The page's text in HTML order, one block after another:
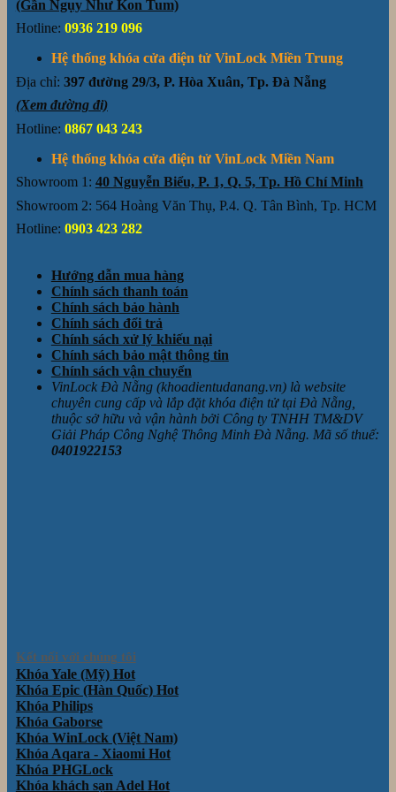
(Gần Ngụy Như Kon Tum)
Hotline: 0936 219 096
Hệ thống khóa cửa điện tử VinLock Miền Trung
Địa chỉ: 397 đường 29/3, P. Hòa Xuân, Tp. Đà Nẵng
(Xem đường đi)
Hotline: 0867 043 243
Hệ thống khóa cửa điện tử VinLock Miền Nam
Showroom 1: 40 Nguyễn Biểu, P. 1, Q. 5, Tp. Hồ Chí Minh
Showroom 2: 564 Hoàng Văn Thụ, P.4. Q. Tân Bình, Tp. HCM
Hotline: 0903 423 282
Hướng dẫn mua hàng
Chính sách thanh toán
Chính sách bảo hành
Chính sách đổi trả
Chính sách xử lý khiếu nại
Chính sách bảo mật thông tin
Chính sách vận chuyển
VinLock Đà Nẵng (khoadientudanang.vn) là website
chuyên cung cấp và lắp đặt khóa điện tử tại Đà Nẵng,
thuộc sở hữu và vận hành bởi Công ty TNHH TM&DV
Giải Pháp Công Nghệ Thông Minh Đà Nẵng. Mã số thuế:
0401922153
Kết nối với chúng tôi
Khóa Yale (Mỹ)
Khóa Epic (Hàn Quốc)
Khóa Philips
Khóa Gaborse
Khóa WinLock (Việt Nam)
Khóa Aqara - Xiaomi
Khóa PHGLock
Khóa khách sạn Adel